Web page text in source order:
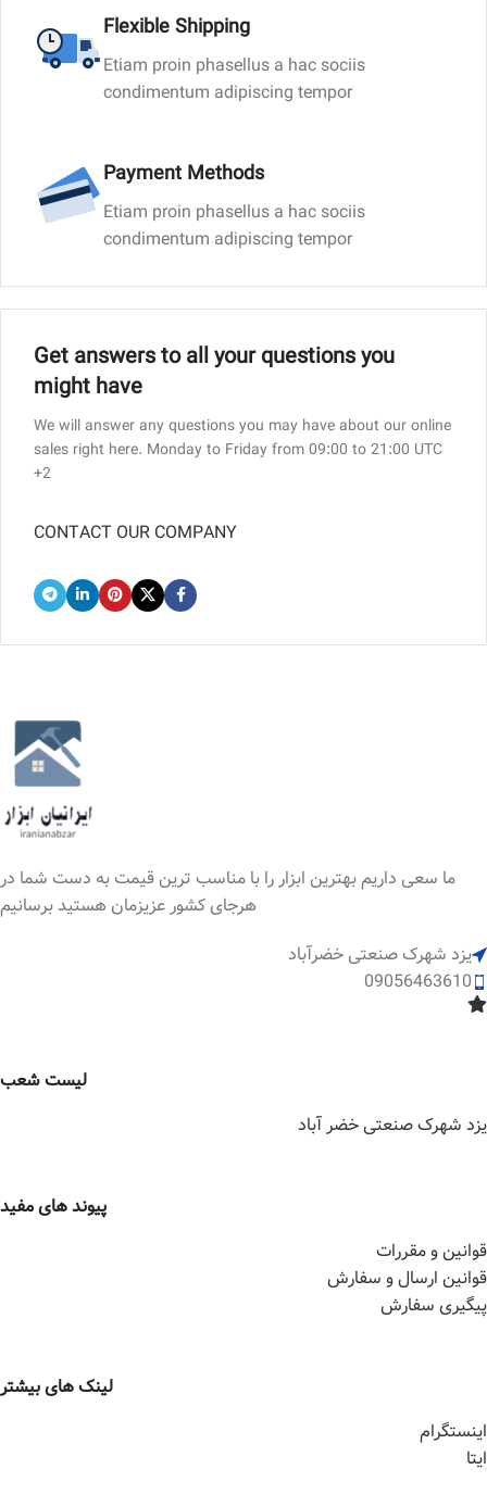
Flexible Shipping
Etiam proin phasellus a hac sociis
condimentum adipiscing tempor
Payment Methods
Etiam proin phasellus a hac sociis
condimentum adipiscing tempor
Get answers to all your questions you
might have
We will answer any questions you may have about our online
sales right here. Monday to Friday from 09:00 to 21:00 UTC
+2
CONTACT OUR COMPANY
ما سعی داریم بهترین ابزار را با مناسب ترین قیمت به دست شما در
هرجای کشور عزیزمان هستید برسانیم
یزد شهرک صنعتی خضرآباد
09056463610
لیست شعب
یزد شهرک صنعتی خضر آباد
پیوند های مفید
قوانین و مقررات
قوانین ارسال و سفارش
پیگیری سفارش
لینک های بیشتر
اینستگرام
ایتا